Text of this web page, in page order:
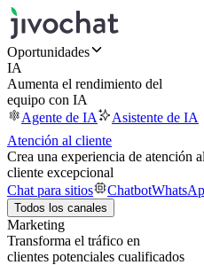
Oportunidades
IA
Aumenta el rendimiento del
equipo con IA
Agente de IA
Asistente de IA
Atención al cliente
Crea una experiencia de atención al
cliente excepcional
Chat para sitios
Chatbot
Todos los canales
Marketing
Transforma el tráfico en
clientes potenciales cualificados